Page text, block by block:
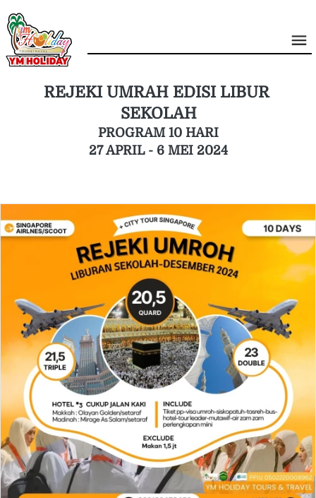
REJEKI UMRAH EDISI LIBUR
SEKOLAH
PROGRAM 10 HARI
27 APRIL - 6 MEI 2024